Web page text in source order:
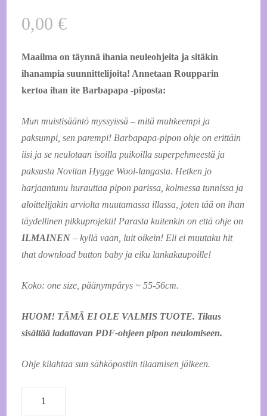
0,00€
Maailma on täynnä ihania neuleohjeita ja sitäkin
ihanampia suunnittelijoita! Annetaan Roupparin
kertoa ihan ite Barbapapa -piposta:
Mun muistisääntö myssyissä – mitä muhkeempi ja
paksumpi, sen parempi! Barbapapa-pipon ohje on erittäin
iisi ja se neulotaan isoilla puikoilla superpehmeestä ja
paksusta Novitan Hygge Wool-langasta. Hetken jo
harjaantunu hurauttaa pipon parissa, kolmessa tunnissa ja
aloittelijakin arviolta muutamassa illassa, joten tää on ihan
täydellinen pikkuprojekti! Parasta kuitenkin on että ohje on
ILMAINEN – kyllä vaan, luit oikein! Eli ei muutaku hit
that download button baby ja eiku lankakaupoille!
Koko: one size, päänympärys ~ 55-56cm.
HUOM! TÄMÄ EI OLE VALMIS TUOTE. Tilaus
sisältää ladattavan PDF-ohjeen pipon neulomiseen.
Ohje kilahtaa sun sähköpostiin tilaamisen jälkeen.